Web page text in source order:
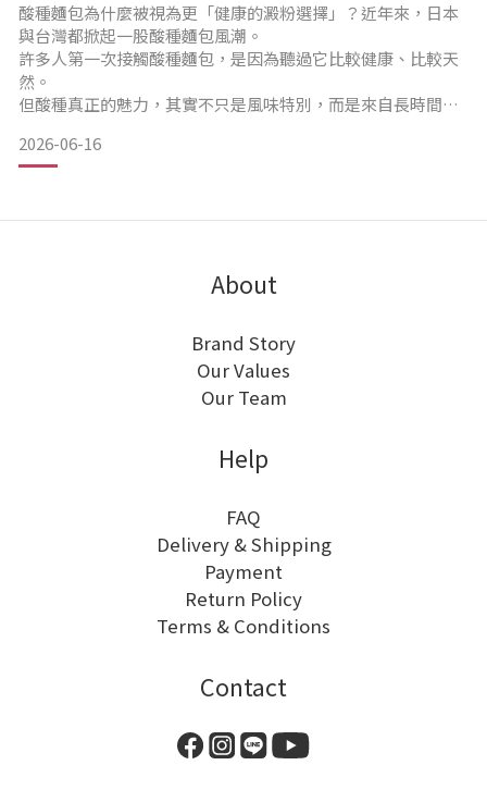
酸種麵包為什麼被視為更「健康的澱粉選擇」？近年來，日本
與台灣都掀起一股酸種麵包風潮。
許多人第一次接觸酸種麵包，是因為聽過它比較健康、比較天
然。
但酸種真正的魅力，其實不只是風味特別，而是來自長時間發
有一個常見的迷思：「只要使用天然野生酵母，就一定比較健
康。」事實上，在近年的烘焙研究與飲食趨勢中，更重要的觀
酵設計。 例如：• 高纖維穀物比例
2026-06-16
About
Brand Story
Our Values
Our Team
Help
FAQ
Delivery & Shipping
Payment
Return Policy
Terms & Conditions
Contact